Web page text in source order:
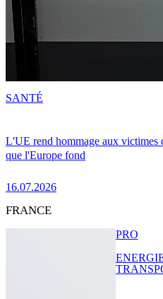
L'UE rend hommage aux victimes
que l'Europe fond
16.07.2026
SANTÉ
FRANCE
PRO